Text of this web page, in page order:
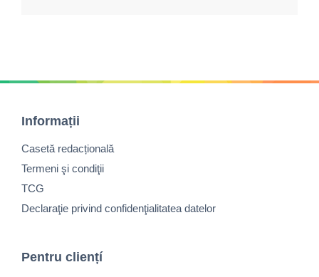
Informații
Casetă redacțională
Termeni şi condiţii
TCG
Declaraţie privind confidenţialitatea datelor
Pentru cliențí